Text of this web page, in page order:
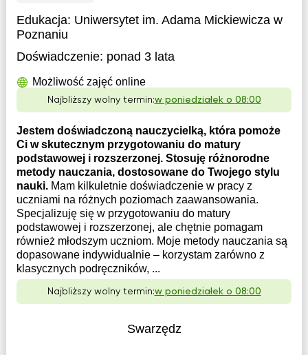
Edukacja: Uniwersytet im. Adama Mickiewicza w
Poznaniu
Doświadczenie: ponad 3 lata
Możliwość zajęć online
Najbliższy wolny termin:w poniedziałek o 08:00
Jestem doświadczoną nauczycielką, która pomoże
Ci w skutecznym przygotowaniu do matury
podstawowej i rozszerzonej. Stosuję różnorodne
metody nauczania, dostosowane do Twojego stylu
nauki. Mam kilkuletnie doświadczenie w pracy z
uczniami na różnych poziomach zaawansowania.
Specjalizuję się w przygotowaniu do matury
podstawowej i rozszerzonej, ale chętnie pomagam
również młodszym uczniom. Moje metody nauczania są
dopasowane indywidualnie – korzystam zarówno z
klasycznych podręczników, ...
Najbliższy wolny termin:w poniedziałek o 08:00
Swarzędz